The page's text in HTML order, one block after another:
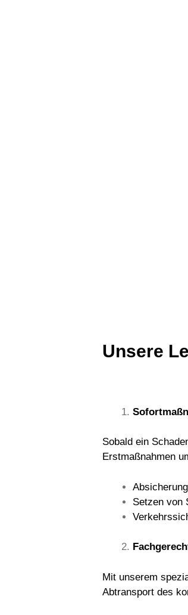
Unsere
Sobald ein
Erstmaßnahmen
Setzen von
Mit unserem
Abtransport des